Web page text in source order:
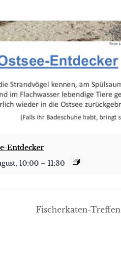
Entdecker
10:00 – 11:30
Fischerkaten-Treffen